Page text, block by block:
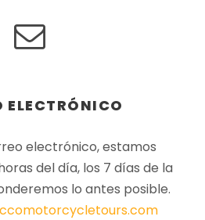
ELECTRÓNICO
electrónico, estamos
del día, los 7 días de la
lo antes posible.